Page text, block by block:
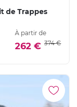
de Trappes
À partir de
262 € 374 €